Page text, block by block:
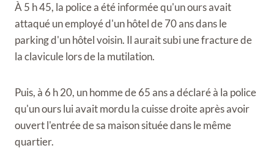
À 5 h 45, la police a été informée qu'un ours avait
attaqué un employé d'un hôtel de 70 ans dans le
parking d'un hôtel voisin. Il aurait subi une fracture de
la clavicule lors de la mutilation.
Puis, à 6 h 20, un homme de 65 ans a déclaré à la police
qu'un ours lui avait mordu la cuisse droite après avoir
ouvert l'entrée de sa maison située dans le même
quartier.